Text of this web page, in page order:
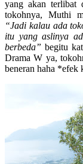
yang akan terlibat
tokohnya, Muthi
“Jadi kalau ada
itu yang aslinya
berbeda” begitu
Drama W ya,
beneran haha *efek